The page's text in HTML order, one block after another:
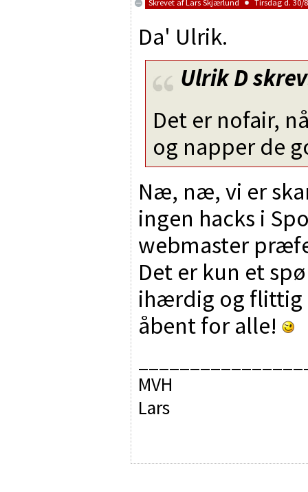
Skrevet af Lars Skjærlund Tirsdag d. 30/
Da' Ulrik.
Ulrik D
Det er nofair,
og napper de
Næ, næ, vi er
ingen hacks i
webmaster
Det er kun et
ihærdig og flittig
åbent for alle!
MVH
Lars